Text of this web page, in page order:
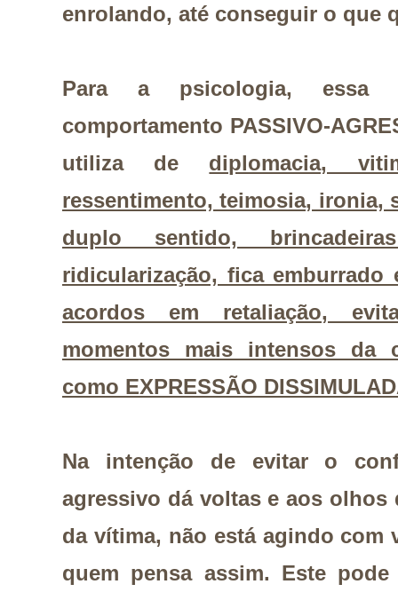
enrolando, até conseguir o que
Para a psicologia, essa
comportamento PASSIVO-
utiliza de diplomacia,
ressentimento, teimosia, ironia,
duplo sentido,
ridicularização, fica
acordos em retaliação,
momentos mais intensos da
como EXPRESSÃO
Na intenção de evitar o
agressivo dá voltas e aos olhos
da vítima, não está agindo com
quem pensa assim. Este